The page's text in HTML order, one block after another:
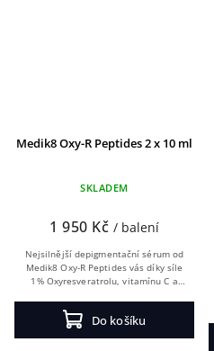
Medik8 Oxy-R Peptides 2 x 10 ml
SKLADEM
1 950 Kč / balení
Do košíku
Nejsilnější depigmentační sérum od
Medik8 Oxy-R Peptides vás díky síle
1% Oxyresveratrolu, vitamínu C a
nadměrné pigmentace, melasmy a...